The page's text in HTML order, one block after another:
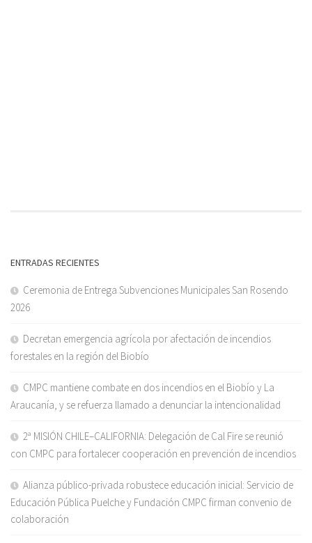
ENTRADAS RECIENTES
Ceremonia de Entrega Subvenciones Municipales San Rosendo
2026
Decretan emergencia agrícola por afectación de incendios
forestales en la región del Biobío
CMPC mantiene combate en dos incendios en el Biobío y La
Araucanía, y se refuerza llamado a denunciar la intencionalidad
2ª MISIÓN CHILE–CALIFORNIA: Delegación de Cal Fire se reunió
con CMPC para fortalecer cooperación en prevención de incendios
Alianza público-privada robustece educación inicial: Servicio de
Educación Pública Puelche y Fundación CMPC firman convenio de
colaboración